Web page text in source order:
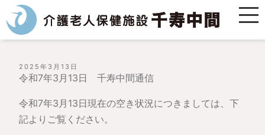
投
稿
日:
2025年3月13日
令和7年3月13日 千寿中間通信
令和7年3月13日現在の空き状況につきましては、下
記よりご覧ください。